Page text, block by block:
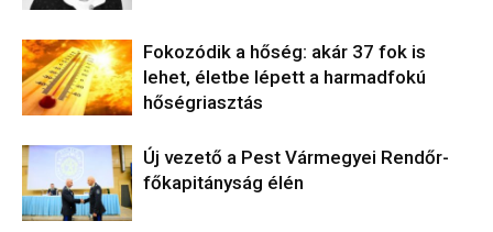
Fokozódik a hőség: akár 37 fok is
lehet, életbe lépett a harmadfokú
hőségriasztás
Új vezető a Pest Vármegyei Rendőr-
főkapitányság élén